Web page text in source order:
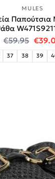
MULES
Παπούτσια
€59.95 €
37 38 39